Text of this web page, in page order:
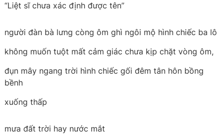
“Liệt sĩ chưa xác định được tên”
người đàn bà lưng còng ôm ghì ngôi mộ hình chiếc ba lô
không muốn tuột mất cảm giác chưa kịp chặt vòng ôm,
đụn mây ngang trời hình chiếc gối đêm tân hôn bồng
bềnh
xuống thấp
mưa đất trời hay nước mắt